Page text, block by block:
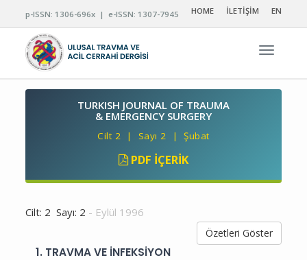
p-ISSN: 1306-696x | e-ISSN: 1307-7945 HOME İLETİŞİM EN
TURKISH JOURNAL OF TRAUMA
& EMERGENCY SURGERY
Cilt 2 | Sayı 2 | Şubat
PDF İÇERIK
Cilt: 2 Sayı: 2 - Eylül 1996
Özetleri Göster
1. TRAVMA VE İNFEKSİYON